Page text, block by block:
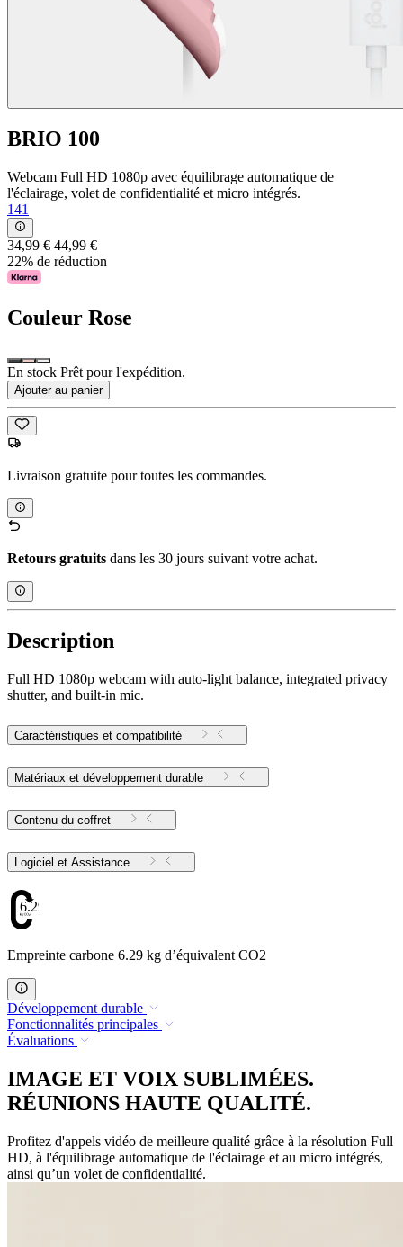
BRIO 100
Webcam Full HD 1080p avec équilibrage automatique de
l'éclairage, volet de confidentialité et micro intégrés.
141
34,99 € 44,99 €
22% de réduction
Couleur Rose
En stock Prêt pour l'expédition.
Ajouter au panier
Livraison gratuite pour toutes les commandes.
Retours gratuits dans les 30 jours suivant votre achat.
Description
Full HD 1080p webcam with auto-light balance, integrated privacy
shutter, and built-in mic.
Caractéristiques et compatibilité
Matériaux et développement durable
Contenu du coffret
Logiciel et Assistance
6.29
Empreinte carbone 6.29 kg d’équivalent CO2
Développement durable
Fonctionnalités principales
Évaluations
IMAGE ET VOIX SUBLIMÉES.
RÉUNIONS HAUTE QUALITÉ.
Profitez d'appels vidéo de meilleure qualité grâce à la résolution Full
HD, à l'équilibrage automatique de l'éclairage et au micro intégrés,
ainsi qu’un volet de confidentialité.